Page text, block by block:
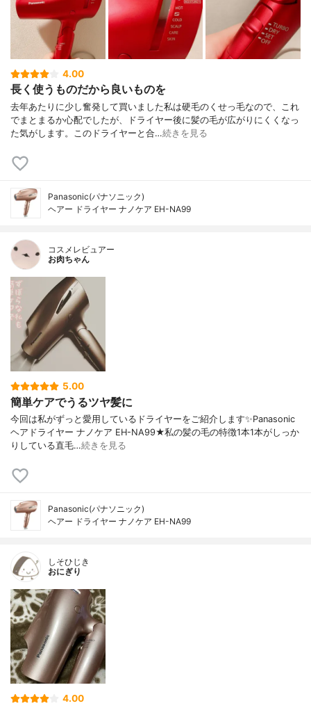
4.00
長く使うものだから良いものを
去年あたりに少し奮発して買いました私は硬毛のくせっ毛なので、これ
でまとまるか心配でしたが、ドライヤー後に髪の毛が広がりにくくなっ
た気がします。このドライヤーと合…続きを見る
Panasonic(パナソニック)
ヘアー ドライヤー ナノケア EH-NA99
コスメレビュアー
お肉ちゃん
5.00
簡単ケアでうるツヤ髪に
今回は私がずっと愛用しているドライヤーをご紹介します✨Panasonic
ヘアドライヤー ナノケア EH-NA99★私の髪の毛の特徴1本1本がしっか
りしている直毛…続きを見る
Panasonic(パナソニック)
ヘアー ドライヤー ナノケア EH-NA99
しそひじき
おにぎり
4.00